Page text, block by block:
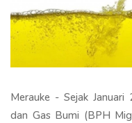
Merauke - Sejak
dan Gas Bumi (BPH